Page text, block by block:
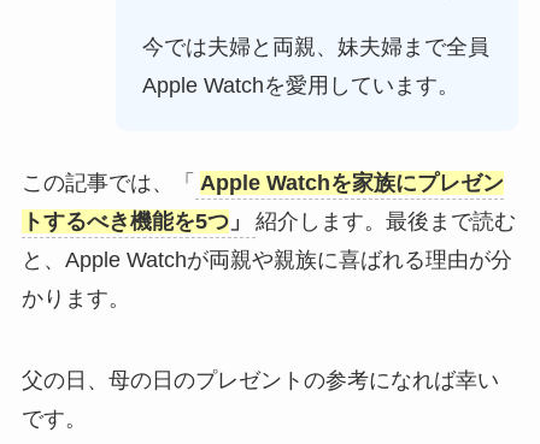
今では夫婦と両親、妹夫婦まで全員
Apple Watchを愛用しています。
この記事では、「 Apple Watchを家族にプレゼン
トするべき機能を5つ」
紹介します。最後まで読む
と、Apple Watchが両親や親族に喜ばれる理由が分
かります。
父の日、母の日のプレゼントの参考になれば幸い
です。